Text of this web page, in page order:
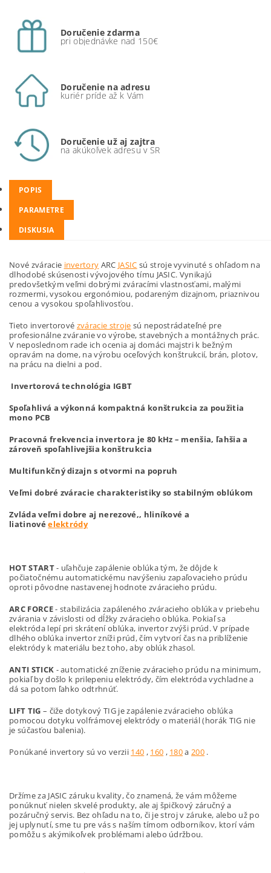
Doručenie zdarma
pri objednávke nad 150€
Doručenie na adresu
kuriér príde až k Vám
Doručenie už aj zajtra
na akúkoľvek adresu v SR
POPIS
PARAMETRE
DISKUSIA
Nové zváracie invertory ARC JASIC sú stroje vyvinuté s ohľadom na
dlhodobé skúsenosti vývojového tímu JASIC. Vynikajú
predovšetkým veľmi dobrými zváracími vlastnosťami, malými
rozmermi, vysokou ergonómiou, podareným dizajnom, priaznivou
cenou a vysokou spoľahlivosťou.
Tieto invertorové zváracie stroje sú nepostrádateľné pre
profesionálne zváranie vo výrobe, stavebných a montážnych prác.
V neposlednom rade ich ocenia aj domáci majstri k bežným
opravám na dome, na výrobu oceľových konštrukcií, brán, plotov,
na prácu na dielni a pod.
Invertorová technológia IGBT
Spoľahlivá a výkonná kompaktná konštrukcia za použitia
mono PCB
Pracovná frekvencia invertora je 80 kHz – menšia, ľahšia a
zároveň spoľahlivejšia konštrukcia
Multifunkčný dizajn s otvormi na popruh
Veľmi dobré zváracie charakteristiky so stabilným oblúkom
Zvláda veľmi dobre aj nerezové,, hliníkové a
liatinové elektródy
HOT START- uľahčuje zapálenie oblúka tým, že dôjde k
počiatočnému automatickému navýšeniu zapaľovacieho prúdu
oproti pôvodne nastavenej hodnote zváracieho prúdu.
ARC FORCE- stabilizácia zapáleného zváracieho oblúka v priebehu
zvárania v závislosti od dĺžky zváracieho oblúka. Pokiaľ sa
elektróda lepí pri skrátení oblúka, invertor zvýši prúd. V prípade
dlhého oblúka invertor zníži prúd, čím vytvorí čas na priblíženie
elektródy k materiálu bez toho, aby oblúk zhasol.
ANTI STICK - automatické zníženie zváracieho prúdu na minimum,
pokiaľ by došlo k prilepeniu elektródy, čím elektróda vychladne a
dá sa potom ľahko odtrhnúť.
LIFT TIG – čiže dotykový TIG je zapálenie zváracieho oblúka
pomocou dotyku volfrámovej elektródy o materiál (horák TIG nie
je súčasťou balenia).
Ponúkané invertory sú vo verzii 140 , 160 , 180a 200 .
Držíme za JASIC záruku kvality, čo znamená, že vám môžeme
ponúknuť nielen skvelé produkty, ale aj špičkový záručný a
pozáručný servis. Bez ohľadu na to, či je stroj v záruke, alebo už po
jej uplynutí, sme tu pre vás s naším tímom odborníkov, ktorí vám
pomôžu s akýmikoľvek problémami alebo údržbou.